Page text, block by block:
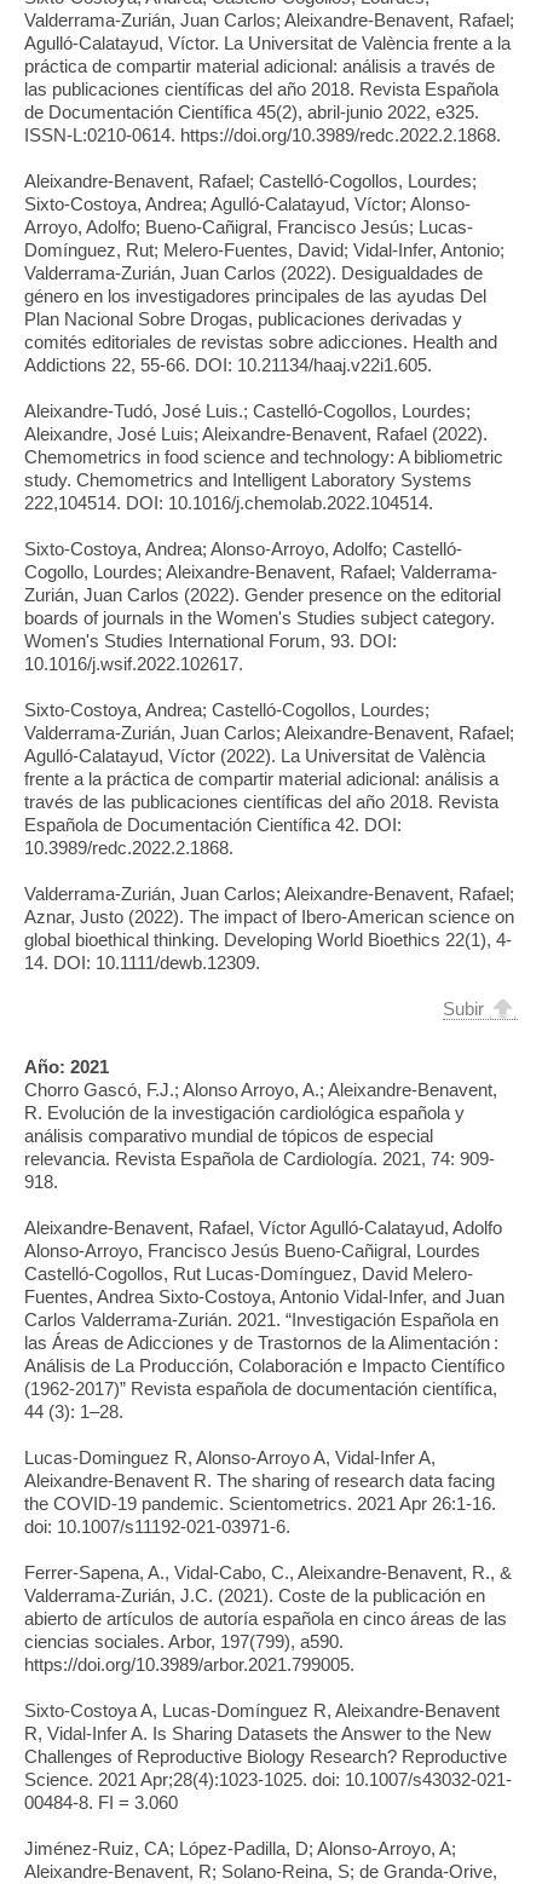
Valderrama-Zurián, Juan Carlos; Aleixandre-Benavent, Rafael;
Agulló-Calatayud, Víctor. La Universitat de València frente a la
práctica de compartir material adicional: análisis a través de
las publicaciones científicas del año 2018. Revista Española
de Documentación Científica 45(2), abril-junio 2022, e325.
ISSN-L:0210-0614. https://doi.org/10.3989/redc.2022.2.1868.
Aleixandre-Benavent, Rafael; Castelló-Cogollos, Lourdes;
Sixto-Costoya, Andrea; Agulló-Calatayud, Víctor; Alonso-
Arroyo, Adolfo; Bueno-Cañigral, Francisco Jesús; Lucas-
Domínguez, Rut; Melero-Fuentes, David; Vidal-Infer, Antonio;
Valderrama-Zurián, Juan Carlos (2022). Desigualdades de
género en los investigadores principales de las ayudas Del
Plan Nacional Sobre Drogas, publicaciones derivadas y
comités editoriales de revistas sobre adicciones. Health and
Addictions 22, 55-66. DOI: 10.21134/haaj.v22i1.605.
Aleixandre-Tudó, José Luis.; Castelló-Cogollos, Lourdes;
Aleixandre, José Luis; Aleixandre-Benavent, Rafael (2022).
Chemometrics in food science and technology: A bibliometric
study. Chemometrics and Intelligent Laboratory Systems
222,104514. DOI: 10.1016/j.chemolab.2022.104514.
Sixto-Costoya, Andrea; Alonso-Arroyo, Adolfo; Castelló-
Cogollo, Lourdes; Aleixandre-Benavent, Rafael; Valderrama-
Zurián, Juan Carlos (2022). Gender presence on the editorial
boards of journals in the Women's Studies subject category.
Women's Studies International Forum, 93. DOI:
10.1016/j.wsif.2022.102617.
Sixto-Costoya, Andrea; Castelló-Cogollos, Lourdes;
Valderrama-Zurián, Juan Carlos; Aleixandre-Benavent, Rafael;
Agulló-Calatayud, Víctor (2022). La Universitat de València
frente a la práctica de compartir material adicional: análisis a
través de las publicaciones científicas del año 2018. Revista
Española de Documentación Científica 42. DOI:
10.3989/redc.2022.2.1868.
Valderrama-Zurián, Juan Carlos; Aleixandre-Benavent, Rafael;
Aznar, Justo (2022). The impact of Ibero-American science on
global bioethical thinking. Developing World Bioethics 22(1), 4-
14. DOI: 10.1111/dewb.12309.
Subir
Año: 2021
Chorro Gascó, F.J.; Alonso Arroyo, A.; Aleixandre-Benavent,
R. Evolución de la investigación cardiológica española y
análisis comparativo mundial de tópicos de especial
relevancia. Revista Española de Cardiología. 2021, 74: 909-
918.
Aleixandre-Benavent, Rafael, Víctor Agulló-Calatayud, Adolfo
Alonso-Arroyo, Francisco Jesús Bueno-Cañigral, Lourdes
Castelló-Cogollos, Rut Lucas-Domínguez, David Melero-
Fuentes, Andrea Sixto-Costoya, Antonio Vidal-Infer, and Juan
Carlos Valderrama-Zurián. 2021. “Investigación Española en
las Áreas de Adicciones y de Trastornos de la Alimentación :
Análisis de La Producción, Colaboración e Impacto Científico
(1962-2017)” Revista española de documentación científica,
44 (3): 1–28.
Lucas-Dominguez R, Alonso-Arroyo A, Vidal-Infer A,
Aleixandre-Benavent R. The sharing of research data facing
the COVID-19 pandemic. Scientometrics. 2021 Apr 26:1-16.
doi: 10.1007/s11192-021-03971-6.
Ferrer-Sapena, A., Vidal-Cabo, C., Aleixandre-Benavent, R., &
Valderrama-Zurián, J.C. (2021). Coste de la publicación en
abierto de artículos de autoría española en cinco áreas de las
ciencias sociales. Arbor, 197(799), a590.
https://doi.org/10.3989/arbor.2021.799005.
Sixto-Costoya A, Lucas-Domínguez R, Aleixandre-Benavent
R, Vidal-Infer A. Is Sharing Datasets the Answer to the New
Challenges of Reproductive Biology Research? Reproductive
Science. 2021 Apr;28(4):1023-1025. doi: 10.1007/s43032-021-
00484-8. FI = 3.060
Jiménez-Ruiz, CA; López-Padilla, D; Alonso-Arroyo, A;
Aleixandre-Benavent, R; Solano-Reina, S; de Granda-Orive,